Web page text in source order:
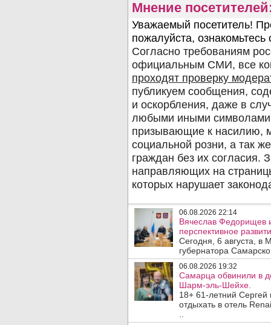
Мнение
06.08.2026 22:14
Вячеслав Федорищев
перспективное
Сегодня, 6 августа, в
губернатора
06.08.2026 19:32
Самарца обвинили в
Шарм-эль-Шейхе.
18+ 61-летний
отдыхать в отель